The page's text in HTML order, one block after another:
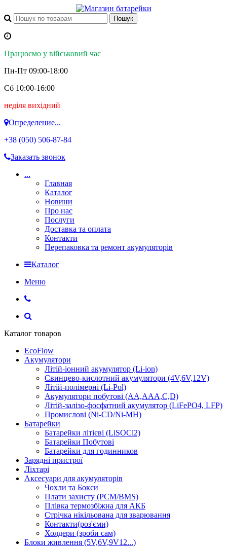
Працюємо у військовий час
Пн-Пт 09:00-18:00
Сб 10:00-16:00
неділя вихідний
Определение...
+38 (050) 506-87-84
Заказать звонок
...
Главная
Каталог
Новини
Про нас
Послуги
Доставка та оплата
Контакти
Перепаковка та ремонт акумуляторів
Каталог
Меню
Каталог товаров
EcoFlow
Акумулятори
Літій-іонний акумулятор (Li-ion)
Свинцево-кислотний акумулятори (4V,6V,12V)
Літій-полімерні (Li-Pol)
Акумулятори побутові (AA,AAA,C,D)
Літій-залізо-фосфатний акумулятор (LiFePO4, LFP)
Промислові (Ni-CD/Ni-MH)
Батарейки
Батарейки літієві (LiSOCl2)
Батарейки Побутові
Батарейки для годинников
Зарядні пристрої
Ліхтарі
Аксесуари для акумуляторів
Чохли та Бокси
Плати захисту (PCM/BMS)
Плівка термозбіжна для АКБ
Стрічка нікільована для зварювання
Контакти(роз'єми)
Холдери (зроби сам)
Блоки живлення (5V,6V,9V12...)